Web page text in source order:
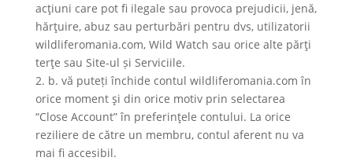
acţiuni care pot fi ilegale sau provoca prejudicii, jenă,
hărţuire, abuz sau perturbări pentru dvs, utilizatorii
wildliferomania.com, Wild Watch sau orice alte părţi
terţe sau Site-ul și Serviciile.
2. b. vă puteți închide contul wildliferomania.com în
orice moment şi din orice motiv prin selectarea
“Close Account” în preferinţele contului. La orice
reziliere de către un membru, contul aferent nu va
mai fi accesibil.